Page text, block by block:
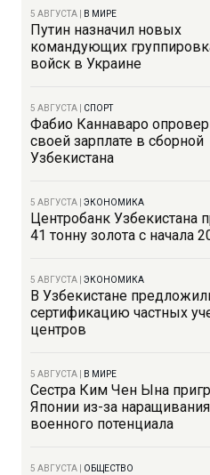
5 АВГУСТА В МИРЕ
Путин назначил новых
командующих
войск в Украине
5 АВГУСТА СПОРТ
Фабио Каннаваро
своей зарплате в сборной
Узбекистана
5 АВГУСТА ЭКОНОМИКА
Центробанк Узбекистана
41 тонну золота с начала
5 АВГУСТА ЭКОНОМИКА
В Узбекистане
сертификацию частных
центров
5 АВГУСТА В МИРЕ
Сестра Ким Чен Ына
Японии из-за наращивания
военного потенциала
5 АВГУСТА ОБЩЕСТВО